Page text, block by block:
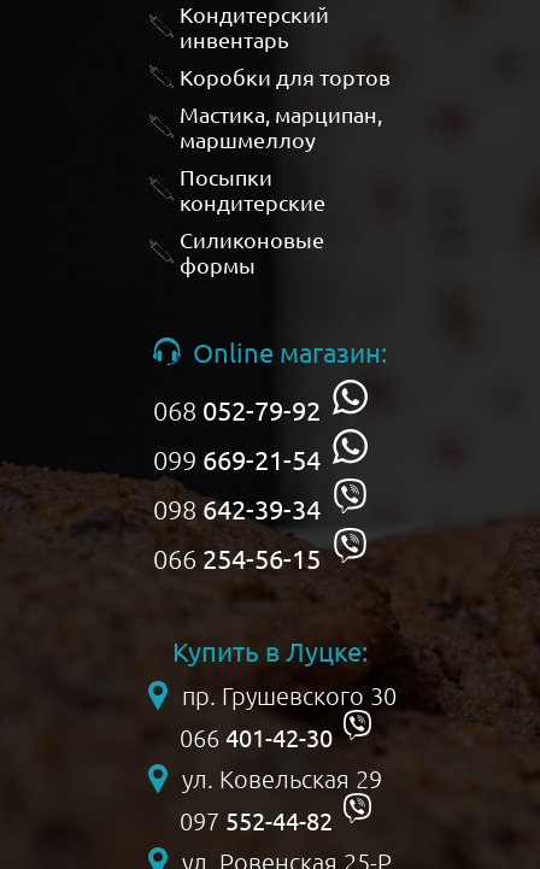
Кондитерский
инвентарь
Коробки для тортов
Мастика, марципан,
маршмеллоу
Посыпки
кондитерские
Силиконовые
формы
Online магазин:
068 052-79-92
099 669-21-54
098 642-39-34
066 254-56-15
Купить в Луцке:
пр. Грушевского 30
066 401-42-30
ул. Ковельская 29
097 552-44-82
ул. Ровенская 25-Р